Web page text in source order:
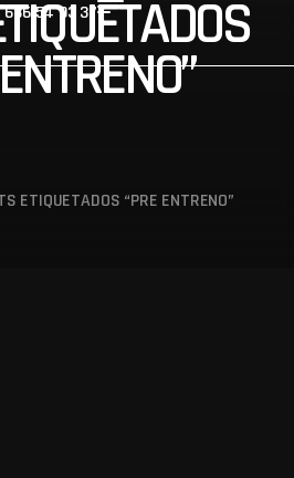
54 93 37
ETIQUETADOS “PRE ENTRENO”